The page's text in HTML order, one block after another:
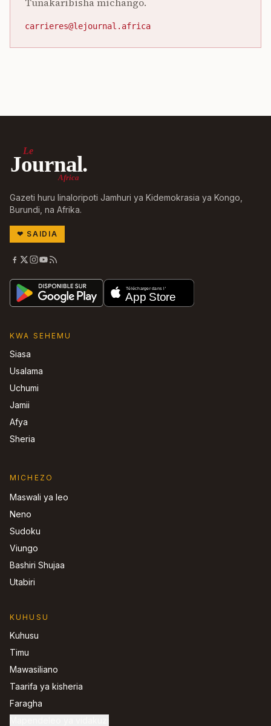
carrieres@lejournal.africa
Le
Journal.
Africa
Gazeti huru linaloripoti Jamhuri ya Kidemokrasia ya Kongo,
Burundi, na Afrika.
❤ SAIDIA
KWA SEHEMU
Siasa
Usalama
Uchumi
Jamii
Afya
Sheria
MICHEZO
Maswali ya leo
Neno
Sudoku
Viungo
Bashiri Shujaa
Utabiri
KUHUSU
Kuhusu
Timu
Mawasiliano
Taarifa ya kisheria
Faragha